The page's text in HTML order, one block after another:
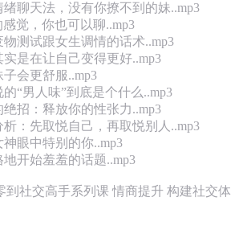
绪聊天法，没有你撩不到的妹..mp3
感觉，你也可以聊..mp3
物测试跟女生调情的话术..mp3
实是在让自己变得更好..mp3
子会更舒服..mp3
的“男人味”到底是个什么..mp3
绝招：释放你的性张力..mp3
析：先取悦自己，再取悦别人..mp3
神眼中特别的你..mp3
地开始羞羞的话题..mp3
到社交高手系列课 情商提升 构建社交体